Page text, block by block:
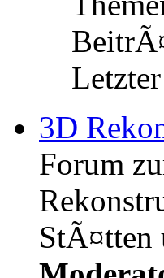
3D
Forum
StÃ¤tten